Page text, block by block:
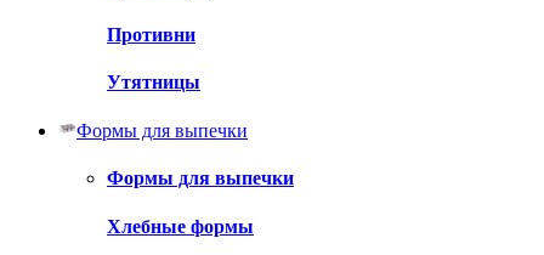
Противни
Утятницы
Формы для выпечки
Формы для выпечки
Хлебные формы